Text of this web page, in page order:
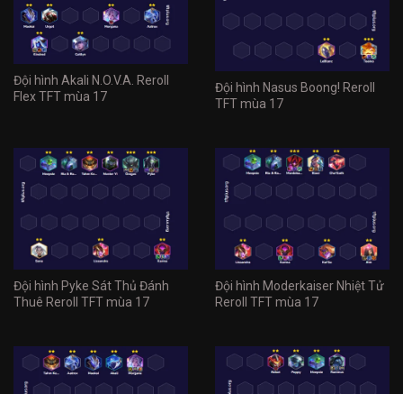
Đội hình Akali N.O.V.A. Reroll
Flex TFT mùa 17
Đội hình Nasus Boong! Reroll
TFT mùa 17
Đội hình Pyke Sát Thủ Đánh
Thuê Reroll TFT mùa 17
Đội hình Moderkaiser Nhiệt Tử
Reroll TFT mùa 17